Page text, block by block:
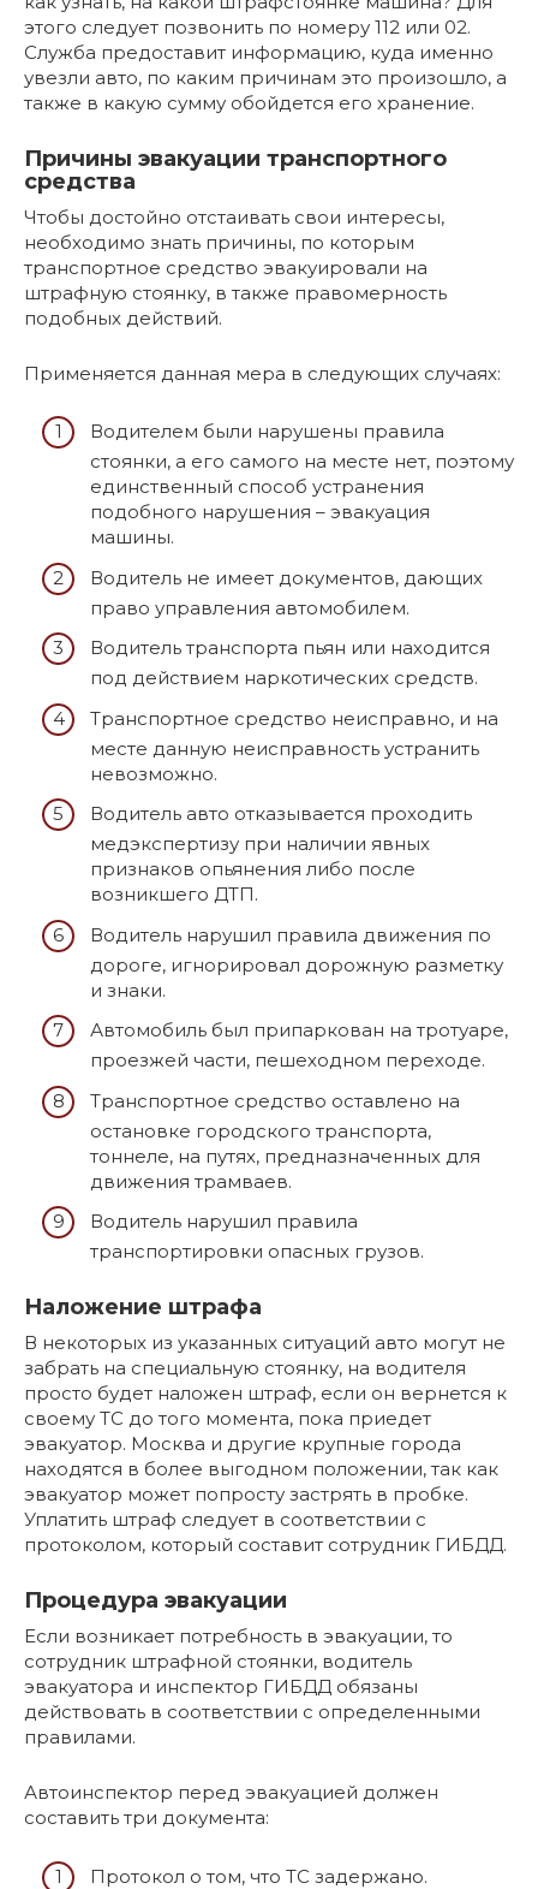
этого следует позвонить по номеру 112 или 02.
Служба предоставит информацию, куда именно
увезли авто, по каким причинам это произошло, а
также в какую сумму обойдется его хранение.
Причины эвакуации транспортного
средства
Чтобы достойно отстаивать свои интересы,
необходимо знать причины, по которым
транспортное средство эвакуировали на
штрафную стоянку, в также правомерность
подобных действий.
Применяется данная мера в следующих случаях:
Водителем были нарушены правила
стоянки, а его самого на месте нет, поэтому
единственный способ устранения
подобного нарушения – эвакуация
машины.
Водитель не имеет документов, дающих
право управления автомобилем.
Водитель транспорта пьян или находится
под действием наркотических средств.
Транспортное средство неисправно, и на
месте данную неисправность устранить
невозможно.
Водитель авто отказывается проходить
медэкспертизу при наличии явных
признаков опьянения либо после
возникшего ДТП.
Водитель нарушил правила движения по
дороге, игнорировал дорожную разметку
и знаки.
Автомобиль был припаркован на тротуаре,
проезжей части, пешеходном переходе.
Транспортное средство оставлено на
остановке городского транспорта,
тоннеле, на путях, предназначенных для
движения трамваев.
Водитель нарушил правила
транспортировки опасных грузов.
Наложение штрафа
В некоторых из указанных ситуаций авто могут не
забрать на специальную стоянку, на водителя
просто будет наложен штраф, если он вернется к
своему ТС до того момента, пока приедет
эвакуатор. Москва и другие крупные города
находятся в более выгодном положении, так как
эвакуатор может попросту застрять в пробке.
Уплатить штраф следует в соответствии с
протоколом, который составит сотрудник ГИБДД.
Процедура эвакуации
Если возникает потребность в эвакуации, то
сотрудник штрафной стоянки, водитель
эвакуатора и инспектор ГИБДД обязаны
действовать в соответствии с определенными
правилами.
Автоинспектор перед эвакуацией должен
составить три документа:
Протокол о том, что ТС задержано.